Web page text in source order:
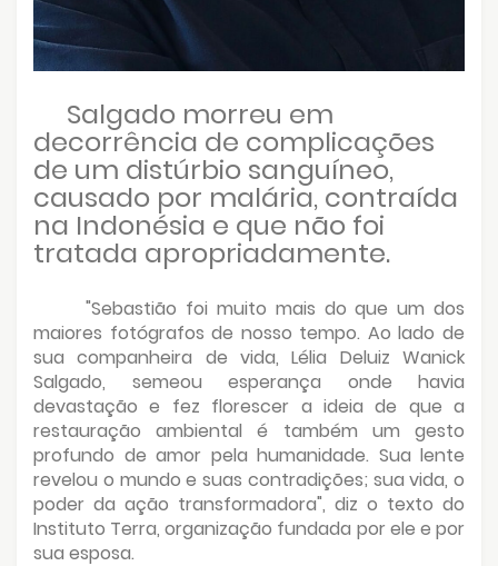
Salgado morreu em
decorrência de complicações
de um distúrbio sanguíneo,
causado por malária, contraída
na Indonésia e que não foi
tratada apropriadamente.
"Sebastião foi muito mais do que um dos
maiores fotógrafos de nosso tempo. Ao lado de
sua companheira de vida, Lélia Deluiz Wanick
Salgado, semeou esperança onde havia
devastação e fez florescer a ideia de que a
restauração ambiental é também um gesto
profundo de amor pela humanidade. Sua lente
revelou o mundo e suas contradições; sua vida, o
poder da ação transformadora", diz o texto do
Instituto Terra, organização fundada por ele e por
sua esposa.